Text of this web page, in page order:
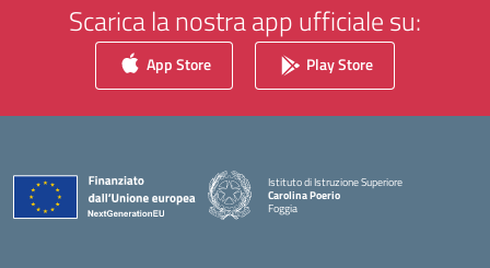
Scarica la nostra app ufficiale su:
App Store Play Store
Istituto di Istruzione Superiore
Carolina Poerio
Foggia
— Visita la pagina iniziale della scuola